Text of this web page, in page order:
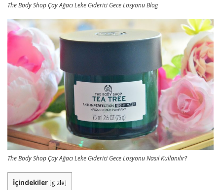
The Body Shop Çay Ağacı Leke Giderici Gece Losyonu Blog
The Body Shop Çay Ağacı Leke Giderici Gece Losyonu Nasıl Kullanılır?
İçindekiler [gizle]